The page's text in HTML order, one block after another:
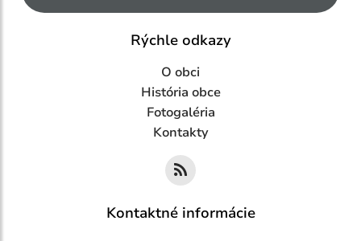
Rýchle odkazy
O obci
História obce
Fotogaléria
Kontakty
Kontaktné informácie